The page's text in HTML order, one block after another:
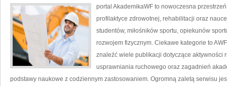
portal AkademikaWF to nowoczesna
profilaktyce zdrowotnej, rehabilitacji oraz
studentów, miłośników sportu, opiekunów
rozwojem fizycznym. Ciekawe kategorie to
znaleźć wiele publikacji dotyczące aktywności
usprawniania ruchowego oraz zagadnień
podstawy naukowe z codziennym zastosowaniem. Ogromną zaletą serwisu